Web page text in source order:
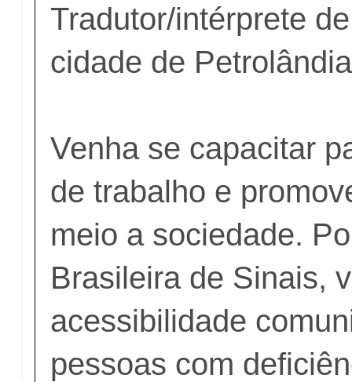
Tradutor/intérprete
cidade de
Venha se capacitar
de trabalho e
meio a sociedade.
Brasileira de Sinais,
acessibilidade
pessoas com